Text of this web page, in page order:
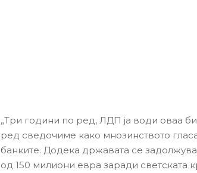
„Три години по ред, ЛДП ја води оваа
ред сведочиме како мнозинството
банките. Додека државата се задолжува
од 150 милиони евра заради светската